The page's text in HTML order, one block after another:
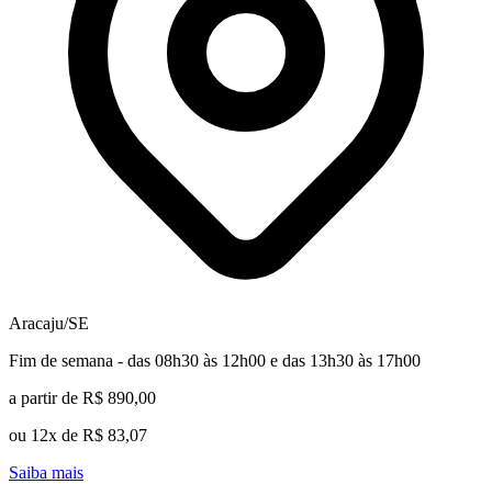
Aracaju/SE
Fim de semana - das 08h30 às 12h00 e das 13h30 às 17h00
a partir de R$ 890,00
ou 12x de R$ 83,07
Saiba mais